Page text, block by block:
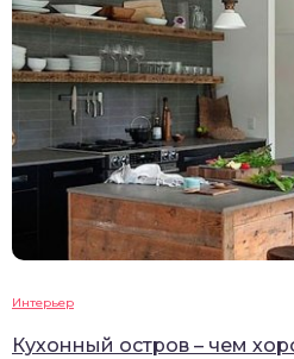
Интерьер
Кухонный остров – чем